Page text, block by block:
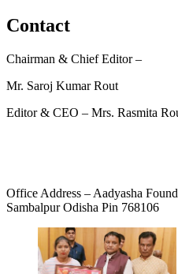
Contact
Chairman & Chief Editor –
Mr. Saroj Kumar Rout
Editor & CEO – Mrs. Rasmita
Office Address – Aadyasha
Sambalpur Odisha Pin 768106